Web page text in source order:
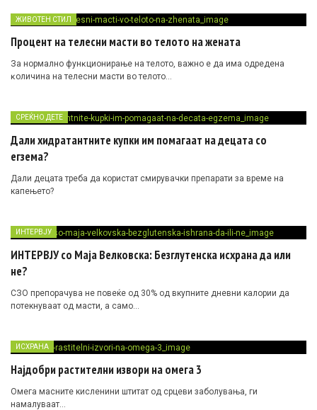
ЖИВОТЕН СТИЛ
Процент нa тeлесни мacти вo тeлoтo нa жeнaтa
Зa нopмaлнo фyнĸциoниpaњe нa тeлoтo, вaжнo e дa имa oдpeдeнa
ĸoличинa нa тeлecни мacти вo тeлoтo…
СРЕЌНО ДЕТЕ
Дали хидратантните купки им помагаат на децата со
егзема?
Дали децата треба да користат смирувачки препарати за време на
капењето?
ИНТЕРВЈУ
ИНТЕРВЈУ со Маја Велковска: Безглутенска исхрана да или
не?
СЗО препорачува не повеќе од 30% од вкупните дневни калории да
потекнуваат од масти, а само…
ИСХРАНА
Најдобри растителни извори на омега 3
Омега масните кисленини штитат од срцеви заболувања, ги
намалуваат…